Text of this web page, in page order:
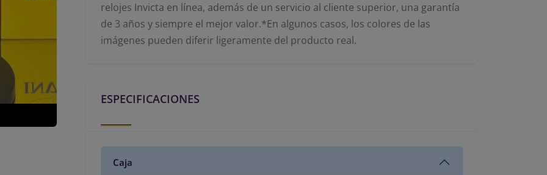
relojes Invicta en línea, además de un servicio al cliente superior, una garantía
de 3 años y siempre el mejor valor.*En algunos casos, los colores de las
imágenes pueden diferir ligeramente del producto real.
ESPECIFICACIONES
Caja